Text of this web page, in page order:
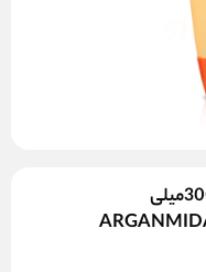
شامپو آرگان میداس ضد شوره حجم 300میلی